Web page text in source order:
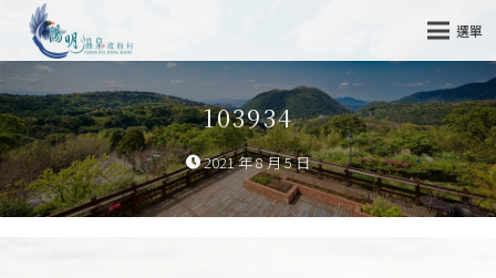
選單
103934
2021 年 8 月 5 日